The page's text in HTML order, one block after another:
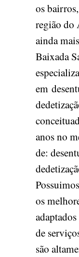
os
região do
ainda
Baixada
em
anos no
de:
os
de
são